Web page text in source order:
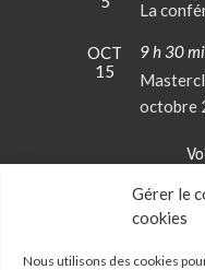
Gérer le
cookies
Nous utilisons des cookies
La
OCT
15
9 h 30
octobre